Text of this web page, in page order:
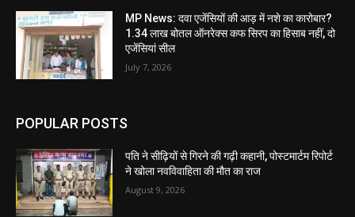
MP News: दवा एजेंसियों की आड़ में नशे का कारोबार?
1.34 लाख बोतल ऑनरेक्स कफ सिरप का हिसाब नहीं, दो
एजेंसियां सील
July 7, 2026
POPULAR POSTS
पति ने सीढ़ियों से गिरने की गढ़ी कहानी, पोस्टमार्टम रिपोर्ट
ने खोला नवविवाहिता की मौत का राज
August 9, 2026